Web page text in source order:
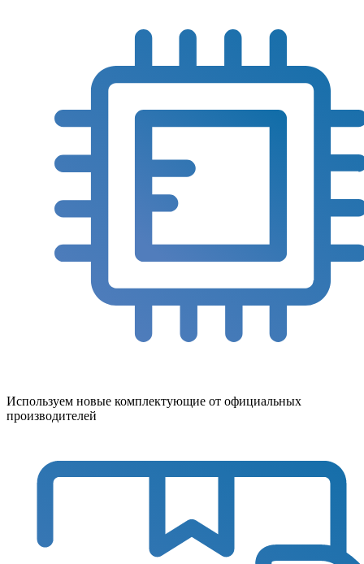
Используем новые комплектующие от официальных
производителей